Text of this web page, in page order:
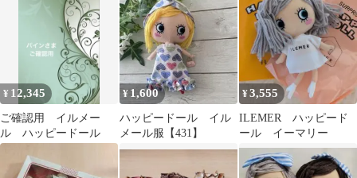
ハッピードール
ドメイド
み
¥ 12,345
ご確認用 イルメー
ル ハッピードール
¥ 1,600
ハッピードール イル
メール服【431】
¥3,555
ILEMER ハッピード
ール イーマリー